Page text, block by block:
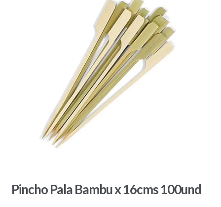
Pincho Pala Bambu x 16cms 100und